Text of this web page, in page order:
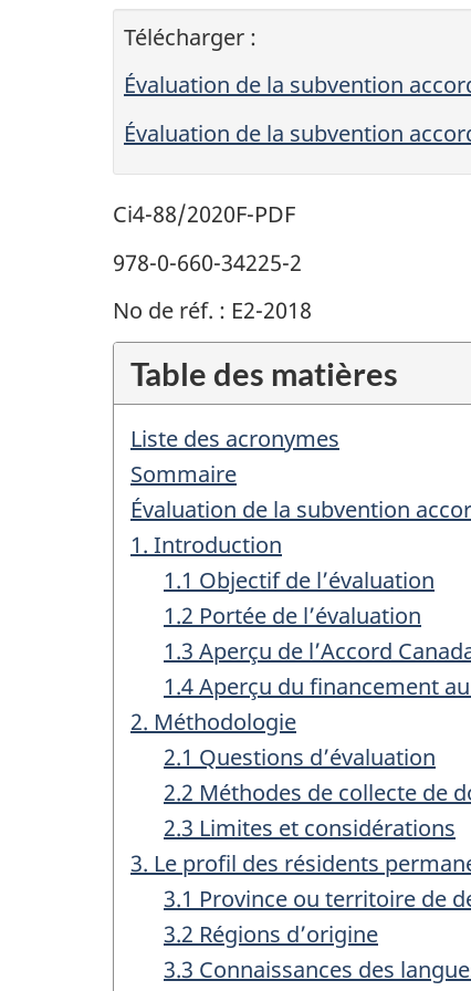
Télécharger :
Évaluation de la subvention
Évaluation de la subvention
Ci4-88/2020F-PDF
978-0-660-34225-2
No de réf. : E2-2018
Table des matières
Liste des acronymes
Sommaire
Évaluation de la subvention
1. Introduction
1.1 Objectif de l’évaluation
1.2 Portée de l’évaluation
1.3 Aperçu de l’Accord
1.4 Aperçu du financement
2. Méthodologie
2.1 Questions d’évaluation
2.2 Méthodes de collecte de
2.3 Limites et considérations
3. Le profil des résidents
3.1 Province ou territoire de
3.2 Régions d’origine
3.3 Connaissances des